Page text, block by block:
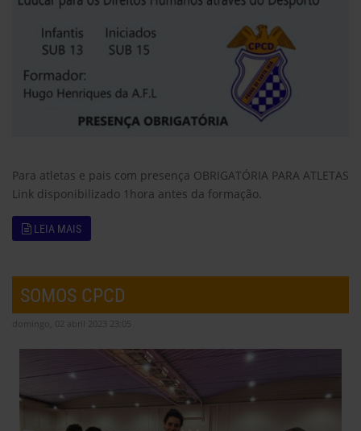
Para atletas e pais com presença OBRIGATÓRIA PARA ATLETAS
Link disponibilizado 1hora antes da formação.
LEIA MAIS
SOMOS CPCD
domingo, 02 abril 2023 23:05